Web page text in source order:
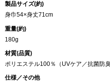
製品サイズ(約)
身巾54×身丈71cm
重量(約)
180g
材質(品質)
ポリエステル100％（UVケア／抗菌防
仕様／その他